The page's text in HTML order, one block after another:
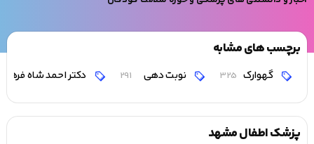
برچسب های مشابه
گهوارک 325 نوبت دهی 291 دکتر احمد شاه فرهت
پزشک اطفال مشهد